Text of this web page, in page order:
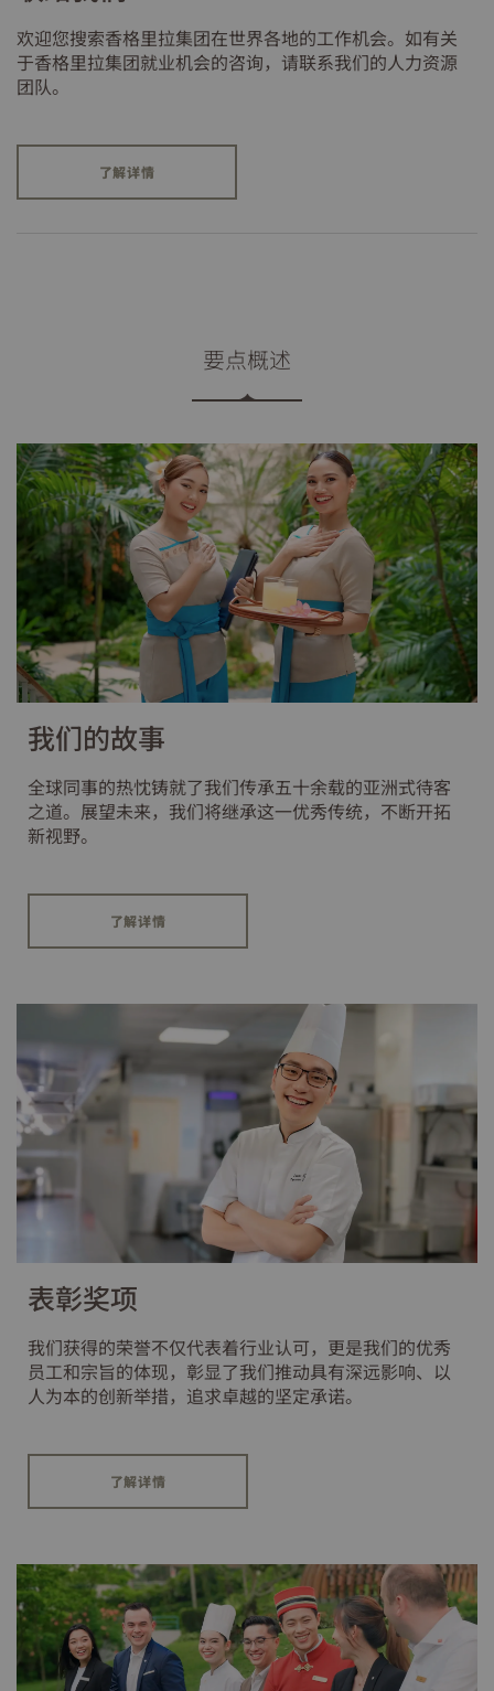
欢迎您搜索香格里拉集团在世界各地的工作机会。如有关
于香格里拉集团就业机会的咨询，请联系我们的人力资源
团队。
了解详情
要点概述
我们的故事
全球同事的热忱铸就了我们传承五十余载的亚洲式待客
之道。展望未来，我们将继承这一优秀传统，不断开拓
新视野。
了解详情
表彰奖项
我们获得的荣誉不仅代表着行业认可，更是我们的优秀
员工和宗旨的体现，彰显了我们推动具有深远影响、以
人为本的创新举措，追求卓越的坚定承诺。
了解详情